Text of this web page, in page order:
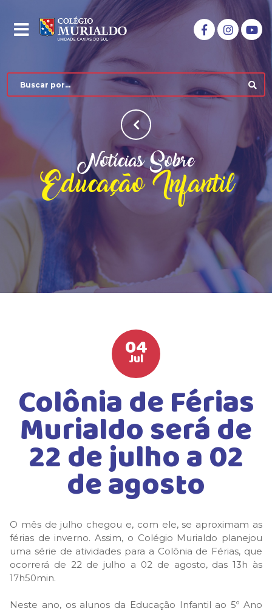
COLÉGIO MURIALDO
NÍVEIS DE ENSINO
HIGH SCHOOL
LISTA DE MATERIAIS
CALENDÁRIO ESCOLAR 2026
GUIA DA FAMÍLIA
BOLETOS BANCÁRIOS
Notícias Sobre
Educação Infantil
04
Jul
Colônia de Férias
Murialdo será de
22 de julho a 02
de agosto
O mês de julho chegou e, com ele, se aproximam as
férias de inverno. Assim, o Colégio Murialdo planejou
uma série de atividades para a Colônia de Férias, que
ocorrerá de 22 de julho a 02 de agosto, das 13h às
17h50min.
Neste ano, os alunos da Educação Infantil ao 5º Ano